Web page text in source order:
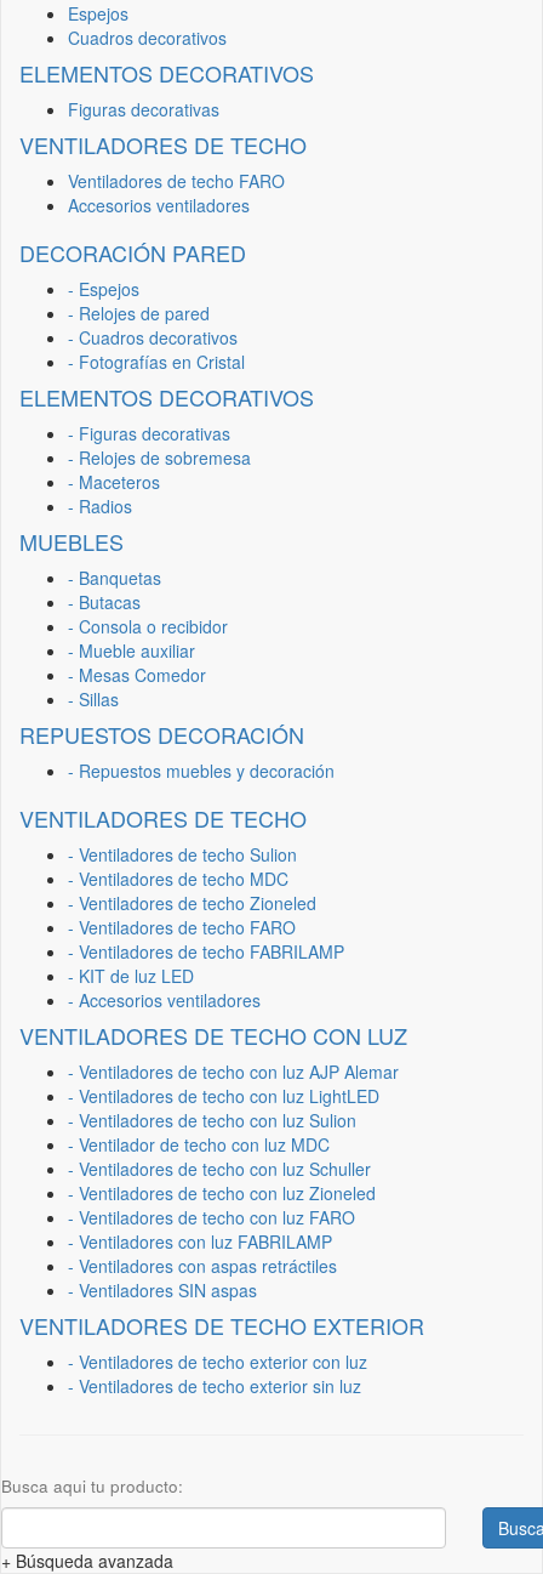
Espejos
Cuadros decorativos
ELEMENTOS DECORATIVOS
Figuras decorativas
VENTILADORES DE TECHO
Ventiladores de techo FARO
Accesorios ventiladores
DECORACIÓN PARED
- Espejos
- Relojes de pared
- Cuadros decorativos
- Fotografías en Cristal
ELEMENTOS DECORATIVOS
- Figuras decorativas
- Relojes de sobremesa
- Maceteros
- Radios
MUEBLES
- Banquetas
- Butacas
- Consola o recibidor
- Mueble auxiliar
- Mesas Comedor
- Sillas
REPUESTOS DECORACIÓN
- Repuestos muebles y decoración
VENTILADORES DE TECHO
- Ventiladores de techo Sulion
- Ventiladores de techo MDC
- Ventiladores de techo Zioneled
- Ventiladores de techo FARO
- Ventiladores de techo FABRILAMP
- KIT de luz LED
- Accesorios ventiladores
VENTILADORES DE TECHO CON LUZ
- Ventiladores de techo con luz AJP Alemar
- Ventiladores de techo con luz LightLED
- Ventiladores de techo con luz Sulion
- Ventilador de techo con luz MDC
- Ventiladores de techo con luz Schuller
- Ventiladores de techo con luz Zioneled
- Ventiladores de techo con luz FARO
- Ventiladores con luz FABRILAMP
- Ventiladores con aspas retráctiles
- Ventiladores SIN aspas
VENTILADORES DE TECHO EXTERIOR
- Ventiladores de techo exterior con luz
- Ventiladores de techo exterior sin luz
Busca aqui tu producto:
+ Búsqueda avanzada